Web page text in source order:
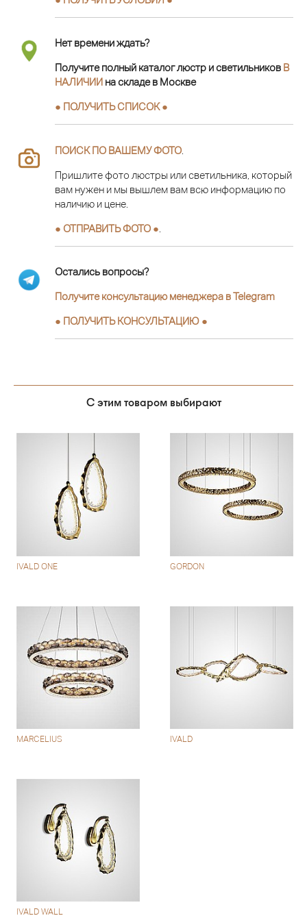
Нет времени ждать?
Получите полный каталог люстр и светильников В
НАЛИЧИИ на складе в Москве
● ПОЛУЧИТЬ СПИСОК ●
ПОИСК ПО ВАШЕМУ ФОТО
Пришлите фото люстры или светильника, который
вам нужен и мы вышлем вам всю информацию по
наличию и цене.
● ОТПРАВИТЬ ФОТО ●
Остались вопросы?
Получите консультацию менеджера в Telegram
● ПОЛУЧИТЬ КОНСУЛЬТАЦИЮ ●
С этим товаром выбирают
IVALD ONE GORDON
MARCELIUS IVALD
IVALD WALL